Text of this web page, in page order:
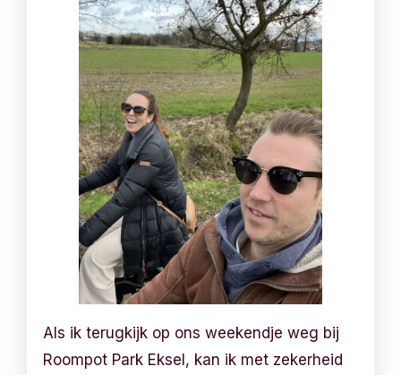
Als ik terugkijk op ons weekendje weg bij
Roompot Park Eksel, kan ik met zekerheid